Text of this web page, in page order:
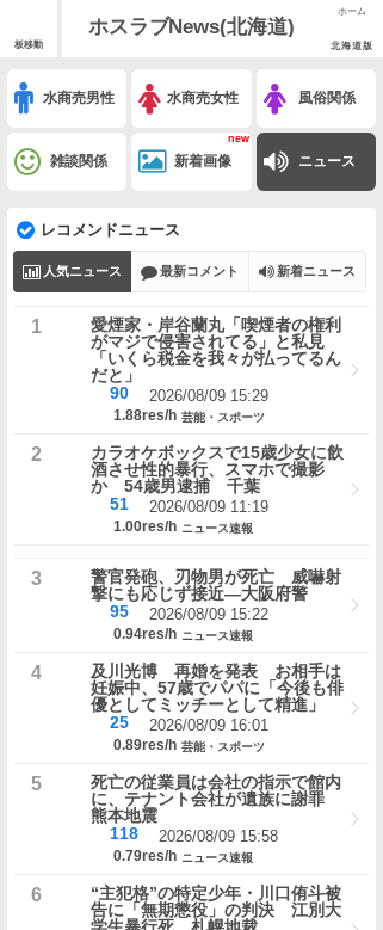
板移動
ホスラブNews(北海道)
ホーム
北海道版
水商売男性 水商売女性 風俗関係
雑談関係 新着画像 ニュース
レコメンドニュース
人気ニュース 最新コメント 新着ニュース
愛煙家・岸谷蘭丸「喫煙者の権利
がマジで侵害されてる」と私見
「いくら税金を我々が払ってるん
だと」
90 2026/08/09 15:29
1.88res/h 芸能・スポーツ
カラオケボックスで15歳少女に飲
酒させ性的暴行、スマホで撮影
か 54歳男逮捕 千葉
51
2026/08/09 11:19
1.00res/h ニュース速報
警官発砲、刃物男が死亡 威嚇射
撃にも応じず接近―大阪府警
95 2026/08/09 15:22
0.94res/h ニュース速報
及川光博 再婚を発表 お相手は
妊娠中、57歳でパパに「今後も俳
優としてミッチーとして精進」
25
2026/08/09 16:01
0.89res/h 芸能・スポーツ
死亡の従業員は会社の指示で館内
に、テナント会社が遺族に謝罪
熊本地震
118
2026/08/09 15:58
0.79res/h ニュース速報
“主犯格”の特定少年・川口侑斗被
告に「無期懲役」の判決 江別大
学生暴行死 札幌地裁